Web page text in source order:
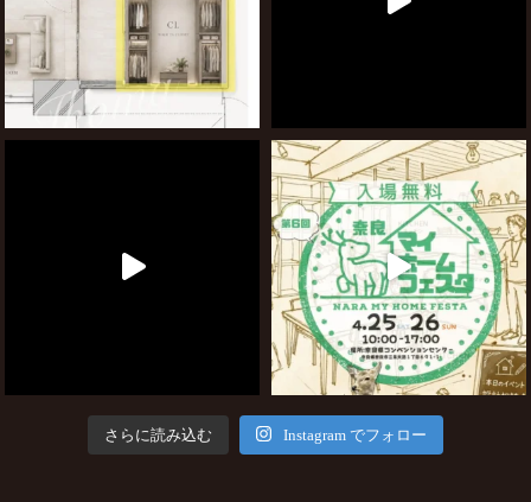
さらに読み込む Instagram でフォロー